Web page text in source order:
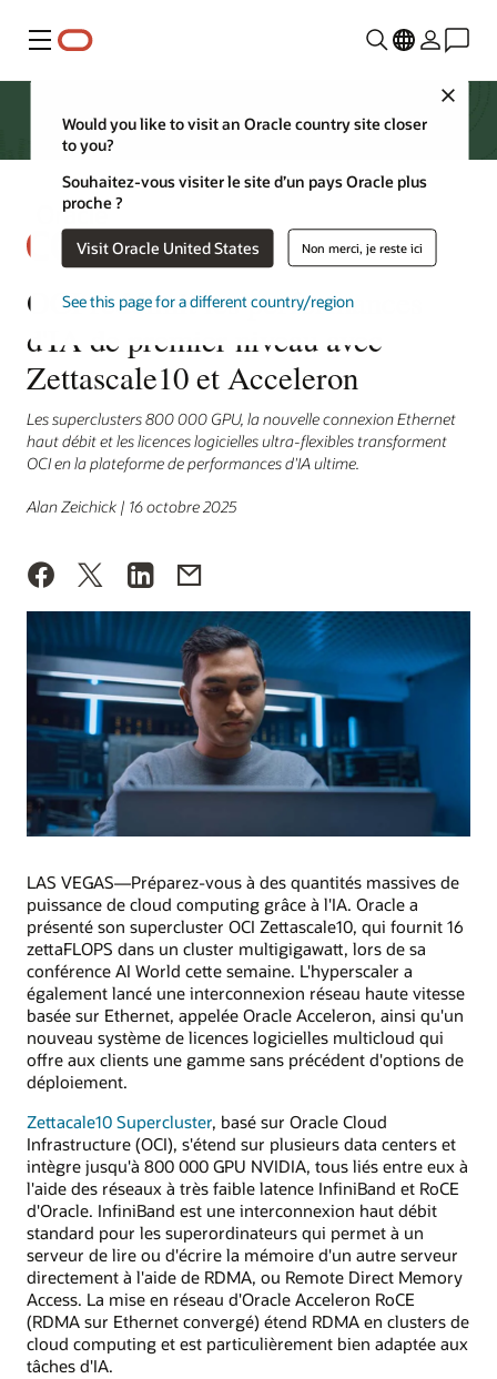
Menu
Would you like to visit an Oracle country site closer
to you?
Souhaitez-vous visiter le site d’un pays Oracle plus
proche ?
Visit Oracle United States Non merci, je reste ici
See this page for a different country/region
OCI redéfinit les performances
d'IA de premier niveau avec
Zettascale10 et Acceleron
Les superclusters 800 000 GPU, la nouvelle connexion Ethernet
haut débit et les licences logicielles ultra-flexibles transforment
OCI en la plateforme de performances d'IA ultime.
Alan Zeichick | 16 octobre 2025
LAS VEGAS—Préparez-vous à des quantités massives de
puissance de cloud computing grâce à l'IA. Oracle a
présenté son supercluster OCI Zettascale10, qui fournit 16
zettaFLOPS dans un cluster multigigawatt, lors de sa
conférence AI World cette semaine. L'hyperscaler a
également lancé une interconnexion réseau haute vitesse
basée sur Ethernet, appelée Oracle Acceleron, ainsi qu'un
nouveau système de licences logicielles multicloud qui
offre aux clients une gamme sans précédent d'options de
déploiement.
Zettacale10 Supercluster, basé sur Oracle Cloud
Infrastructure (OCI), s'étend sur plusieurs data centers et
intègre jusqu'à 800 000 GPU NVIDIA, tous liés entre eux à
l'aide des réseaux à très faible latence InfiniBand et RoCE
d'Oracle. InfiniBand est une interconnexion haut débit
standard pour les superordinateurs qui permet à un
serveur de lire ou d'écrire la mémoire d'un autre serveur
directement à l'aide de RDMA, ou Remote Direct Memory
Access. La mise en réseau d'Oracle Acceleron RoCE
(RDMA sur Ethernet convergé) étend RDMA en clusters de
cloud computing et est particulièrement bien adaptée aux
tâches d'IA.